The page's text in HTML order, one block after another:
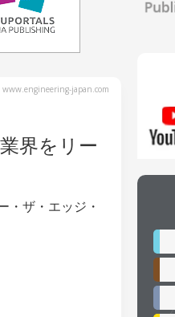
www.engineering-japan.com
界をリー
・ザ・エッジ・